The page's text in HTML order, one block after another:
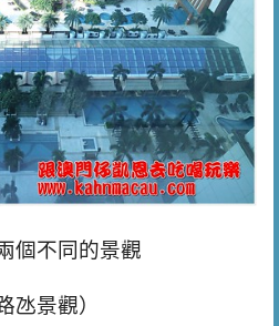
個不同的景觀
景觀）